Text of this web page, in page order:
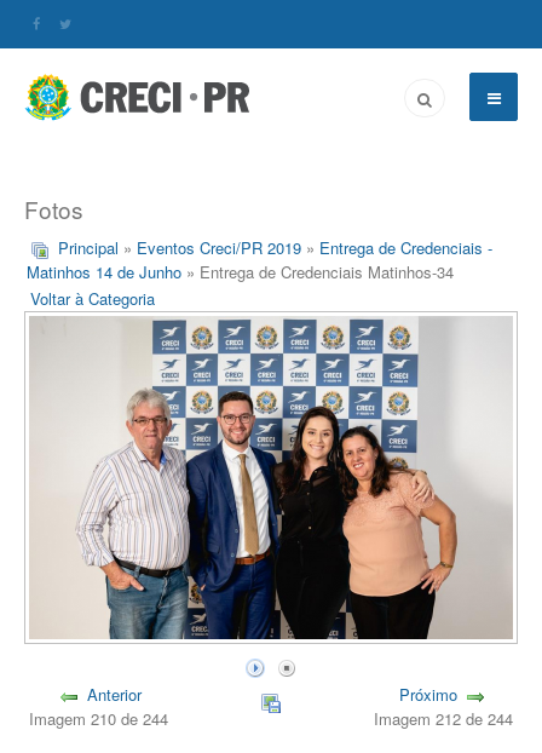
Fotos
Principal » Eventos Creci/PR 2019 » Entrega de Credenciais -
Matinhos 14 de Junho » Entrega de Credenciais Matinhos-34
Voltar à Categoria
Anterior
Imagem 210 de 244
Próximo
Imagem 212 de 244